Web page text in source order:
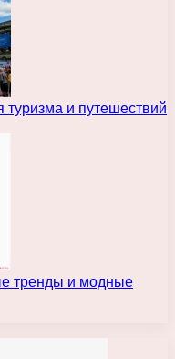
туризма и путешествий
тренды и модные